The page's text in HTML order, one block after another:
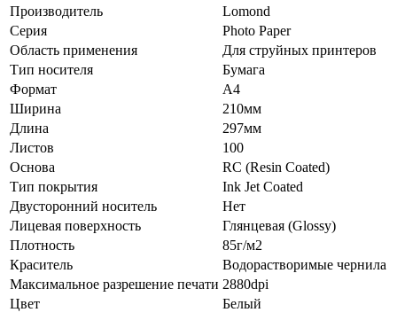
Производитель
Lomond
Серия
Photo Paper
Область применения
Для струйных принтеров
Тип носителя
Бумага
Формат
A4
Ширина
210мм
Длина
297мм
Листов
100
Основа
RC (Resin Coated)
Тип покрытия
Ink Jet Coated
Двусторонний носитель
Нет
Лицевая поверхность
Глянцевая (Glossy)
Плотность
85г/м2
Краситель
Водорастворимые чернила
Максимальное разрешение печати 2880dpi
Цвет
Белый